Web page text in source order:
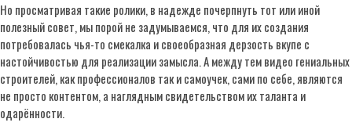
Но просматривая такие ролики, в надежде почерпнуть тот или иной
полезный совет, мы порой не задумываемся, что для их создания
потребовалась чья-то смекалка и своеобразная дерзость вкупе с
настойчивостью для реализации замысла. А между тем видео гениальных
строителей, как профессионалов так и самоучек, сами по себе, являются
не просто контентом, а наглядным свидетельством их таланта и
одарённости.